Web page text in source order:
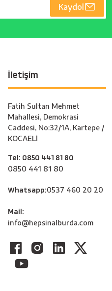
Kaydol
İletişim
Fatih Sultan Mehmet
Mahallesi, Demokrasi
Caddesi, No:32/1A, Kartepe /
KOCAELİ
Tel: 0850 441 81 80
0850 441 81 80
Whatsapp:0537 460 20 20
Mail:
info@hepsinalburda.com